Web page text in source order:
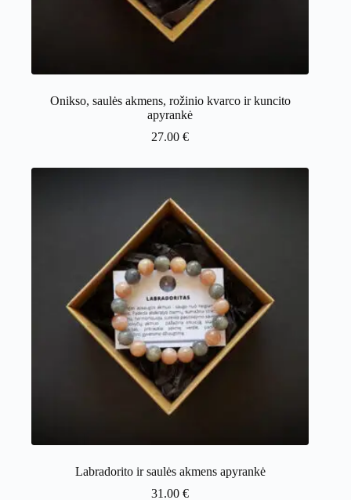
Onikso, saulės akmens, rožinio kvarco ir kuncito
apyrankė
27.00€
Labradorito ir saulės akmens apyrankė
31.00€